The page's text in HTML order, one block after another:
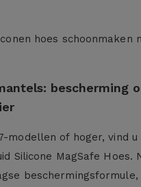
hoes schoonmaken
bescherming
modellen of hoger, vind u
Silicone MagSafe Hoes.
beschermingsformule,